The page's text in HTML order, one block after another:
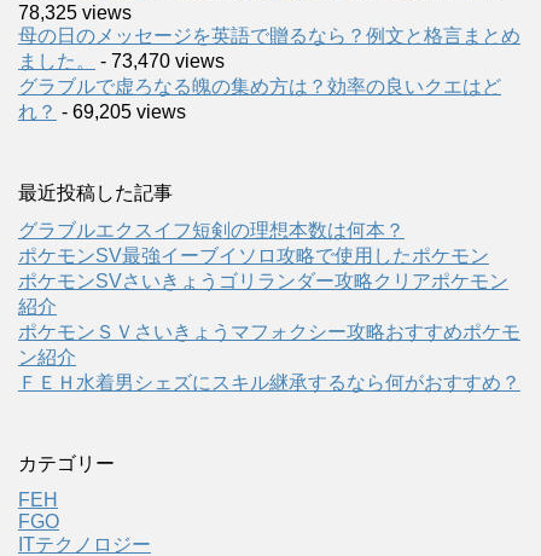
78,325 views
母の日のメッセージを英語で贈るなら？例文と格言まとめ
ました。
- 73,470 views
グラブルで虚ろなる魄の集め方は？効率の良いクエはど
れ？ - 69,205 views
最近投稿した記事
グラブルエクスイフ短剣の理想本数は何本？
ポケモンSV最強イーブイソロ攻略で使用したポケモン
ポケモンSVさいきょうゴリランダー攻略クリアポケモン
紹介
ポケモンＳＶさいきょうマフォクシー攻略おすすめポケモ
ン紹介
ＦＥＨ水着男シェズにスキル継承するなら何がおすすめ？
カテゴリー
FEH
FGO
ITテクノロジー